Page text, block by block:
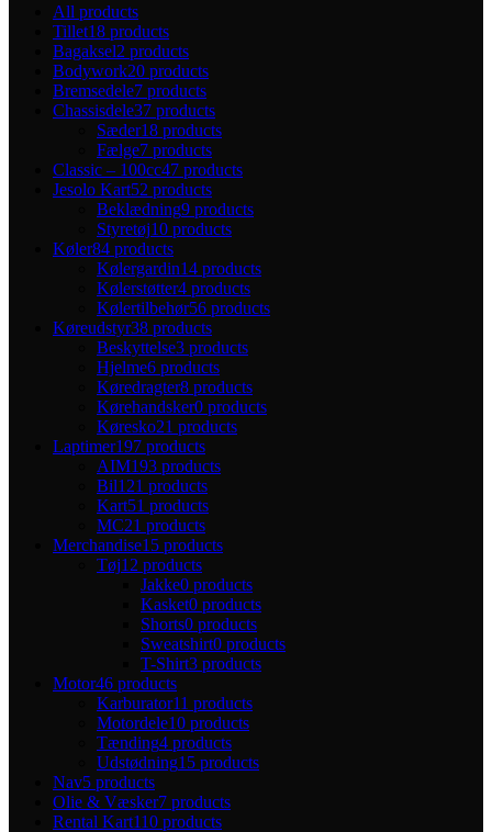
All products
Tillet18 products
Bagaksel2 products
Bodywork20 products
Bremsedele7 products
Chassisdele37 products
Sæder18 products
Fælge7 products
Classic – 100cc47 products
Jesolo Kart52 products
Beklædning9 products
Styretøj10 products
Køler84 products
Kølergardin14 products
Kølerstøtter4 products
Kølertilbehør56 products
Køreudstyr38 products
Beskyttelse3 products
Hjelme6 products
Køredragter8 products
Kørehandsker0 products
Køresko21 products
Laptimer197 products
AIM193 products
Bil121 products
Kart51 products
MC21 products
Merchandise15 products
Tøj12 products
Jakke0 products
Kasket0 products
Shorts0 products
Sweatshirt0 products
T-Shirt3 products
Motor46 products
Karburator11 products
Motordele10 products
Tænding4 products
Udstødning15 products
Nav5 products
Olie & Væsker7 products
Rental Kart110 products